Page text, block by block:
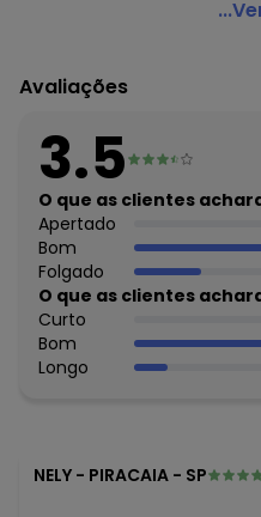
Rovitex - Vestido Básico
Fornecedor: ROVITEX IND E
79.233.672/0010-98
Cuidados para conservação
temperatura máxima de 40°.
Não usar alvejante.
Usar secadora na
Secar na sombra.
Passar na temperatura
Não lavar a seco.
Tecido: Meia Malha
Composição: Peca Total
Avaliações
3.5
O que as clientes
Apertado
Bom
Folgado
O que as clientes
Curto
Bom
Longo
NELY - PIRACAIA - SP